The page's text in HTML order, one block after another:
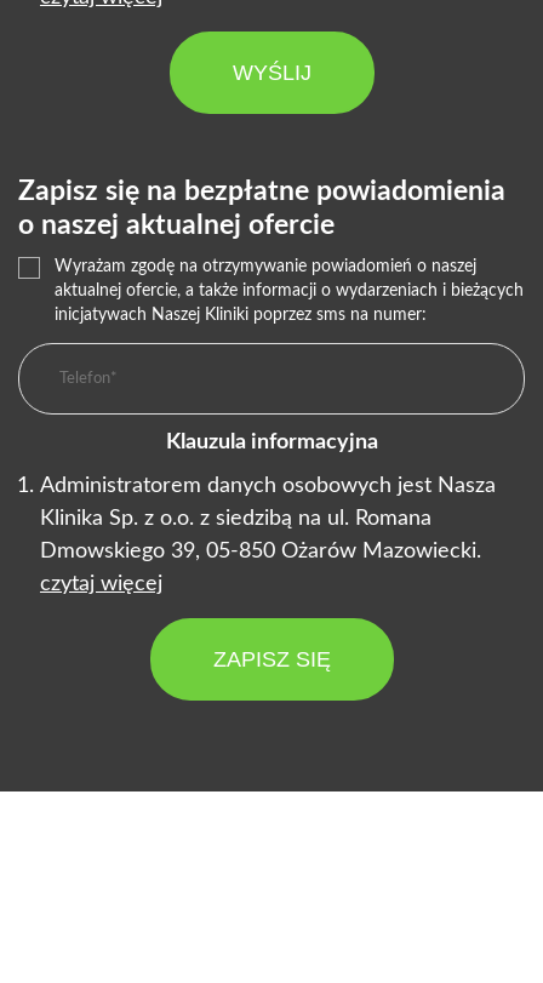
WYŚLIJ
Zapisz się na bezpłatne powiadomienia
o naszej aktualnej ofercie
Wyrażam zgodę na otrzymywanie powiadomień o naszej
aktualnej ofercie, a także informacji o wydarzeniach i bieżących
inicjatywach Naszej Kliniki poprzez sms na numer:
Klauzula informacyjna
Administratorem danych osobowych jest Nasza
Klinika Sp. z o.o. z siedzibą na ul. Romana
Dmowskiego 39, 05-850 Ożarów Mazowiecki.
czytaj więcej
ZAPISZ SIĘ